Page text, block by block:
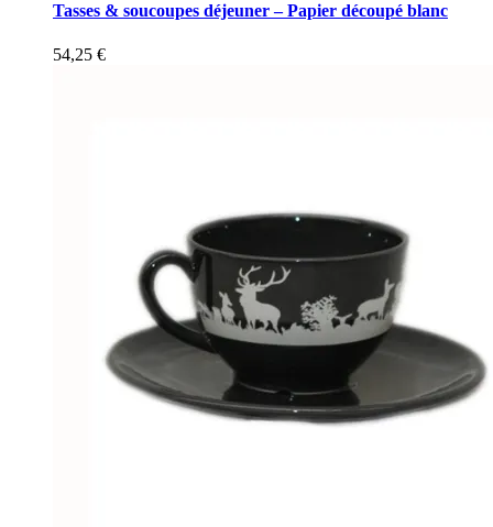
Tasses & soucoupes déjeuner – Papier découpé blanc
54,25 €